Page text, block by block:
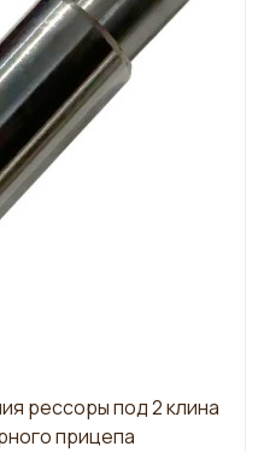
рессоры под 2 клина
прицепа